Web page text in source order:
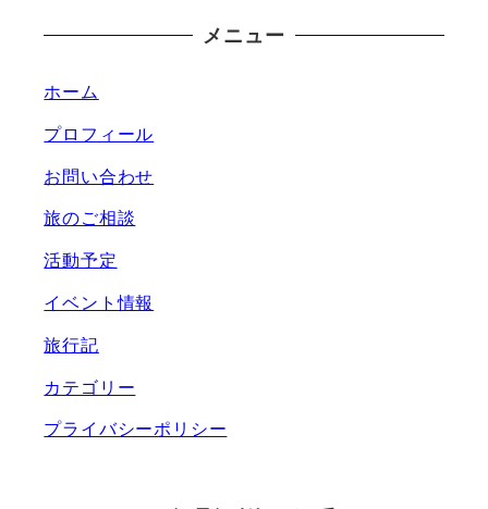
メニュー
ホーム
プロフィール
お問い合わせ
旅のご相談
活動予定
イベント情報
旅行記
カテゴリー
プライバシーポリシー